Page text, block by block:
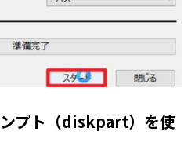
プト（diskpart）を使